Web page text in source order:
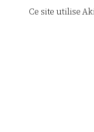
Ce site utilise